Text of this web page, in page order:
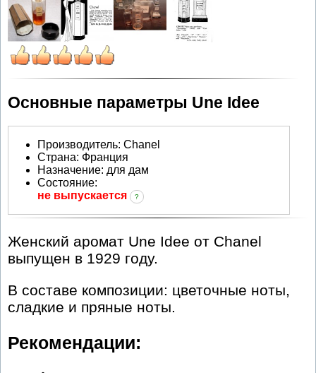
Основные параметры Une Idee
Производитель: Chanel
Страна: Франция
Назначение: для дам
Состояние:
не выпускается
?
Женский аромат Une Idee от Chanel
выпущен в 1929 году.
В составе композиции: цветочные ноты,
сладкие и пряные ноты.
Рекомендации: